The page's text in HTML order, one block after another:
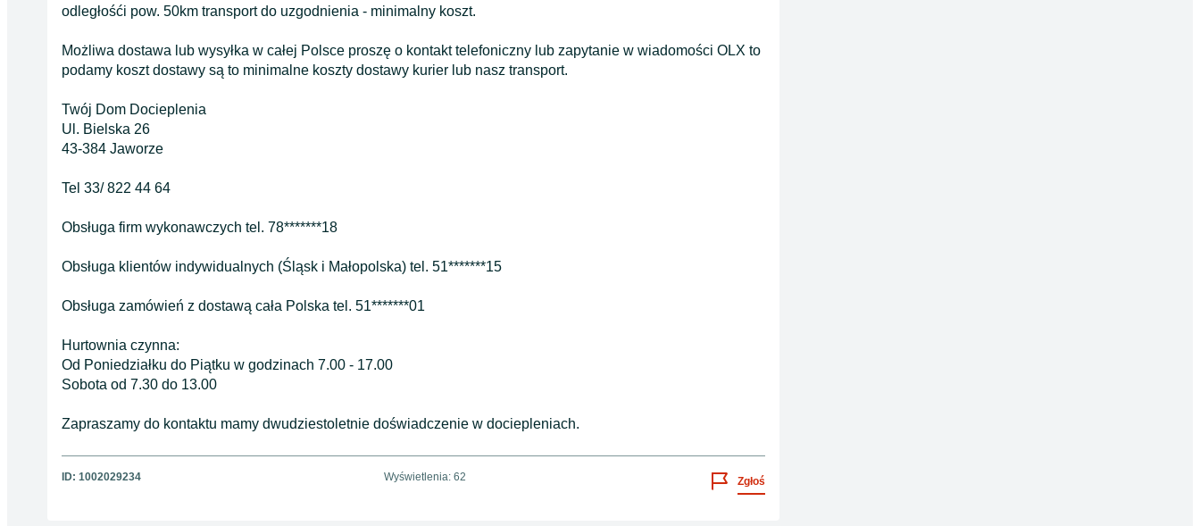
odległośći pow. 50km transport do uzgodnienia - minimalny koszt.
Możliwa dostawa lub wysyłka w całej Polsce proszę o kontakt telefoniczny lub zapytanie w wiadomości OLX to
podamy koszt dostawy są to minimalne koszty dostawy kurier lub nasz transport.
Twój Dom Docieplenia
Ul. Bielska 26
43-384 Jaworze
Tel 33/ 822 44 64
Obsługa firm wykonawczych tel. 78*******18
Obsługa klientów indywidualnych (Śląsk i Małopolska) tel. 51*******15
Obsługa zamówień z dostawą cała Polska tel. 51*******01
Hurtownia czynna:
Od Poniedziałku do Piątku w godzinach 7.00 - 17.00
Sobota od 7.30 do 13.00
Zapraszamy do kontaktu mamy dwudziestoletnie doświadczenie w dociepleniach.
ID: 1002029234 Wyświetlenia: 62 Zgłoś